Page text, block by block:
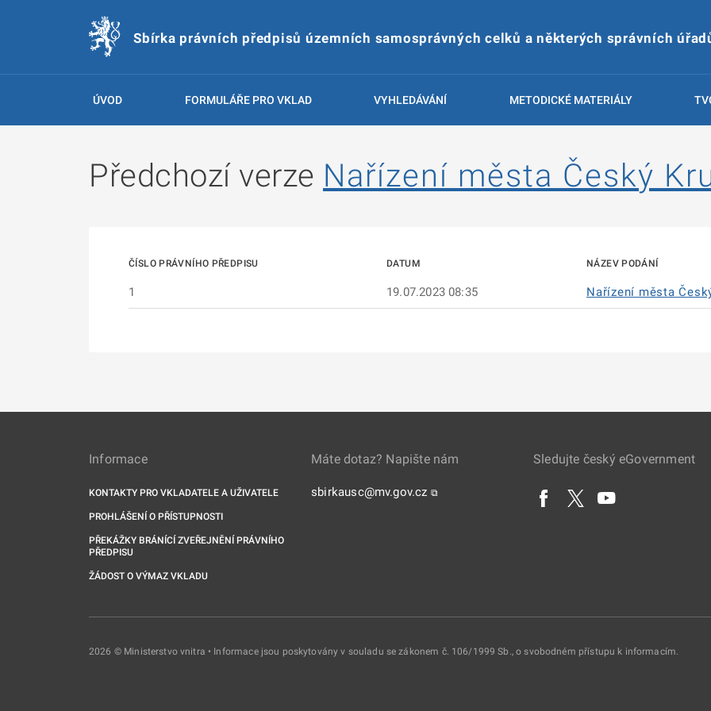
Sbírka právních předpisů územních samosprávných celků a některých správních
ÚVOD FORMULÁŘE PRO VKLAD VYHLEDÁVÁNÍ METODICKÉ MATERIÁLY
Předchozí verze Nařízení města Český
ČÍSLO PRÁVNÍHO PŘEDPISU DATUM NÁZEV PODÁNÍ
1 19.07.2023 08:35 Nařízení města
Informace
KONTAKTY PRO VKLADATELE A UŽIVATELE
PROHLÁŠENÍ O PŘÍSTUPNOSTI
PŘEKÁŽKY BRÁNÍCÍ ZVEŘEJNĚNÍ PRÁVNÍHO
PŘEDPISU
ŽÁDOST O VÝMAZ VKLADU
Máte dotaz? Napište nám
sbirkausc@mv.gov.cz ⧉
Sledujte český eGovernment
2026 © Ministerstvo vnitra • Informace jsou poskytovány v souladu se zákonem č. 106/1999 Sb., o svobodném přístupu k informacím.